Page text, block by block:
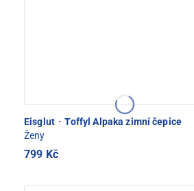
Eisglut · Toffyl Alpaka zimní čepice
Ženy
799 Kč